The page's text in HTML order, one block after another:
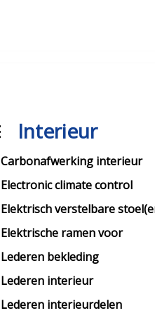
Interieur
Carbonafwerking interieur
Electronic climate control
Elektrisch verstelbare
Elektrische ramen voor
Lederen bekleding
Lederen interieur
Lederen interieurdelen